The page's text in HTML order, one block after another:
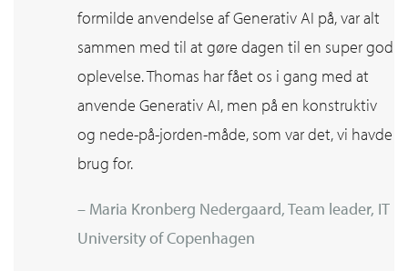
formilde anvendelse af Generativ AI på, var alt
sammen med til at gøre dagen til en super god
oplevelse. Thomas har fået os i gang med at
anvende Generativ AI, men på en konstruktiv
og nede-på-jorden-måde, som var det, vi havde
brug for.
– Maria Kronberg Nedergaard, Team leader, IT
University of Copenhagen